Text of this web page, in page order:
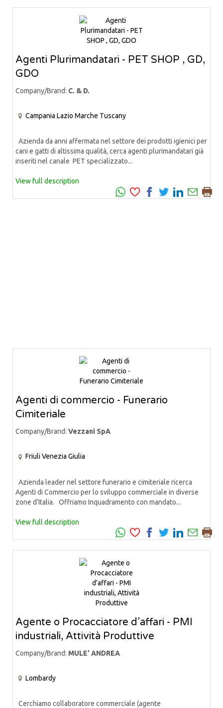
Agenti Plurimandatari - PET SHOP , GD,
GDO
Company/Brand: C. & D.
Campania Lazio Marche Tuscany
Azienda da anni affermata nel settore dei prodotti igienici per
cani e gatti di altissima qualità, cerca agenti plurimandatari già
inseriti nel canale PET specializzato...
View full description
Agenti di commercio - Funerario
Cimiteriale
Company/Brand: Vezzani SpA
Friuli Venezia Giulia
Azienda leader nel settore funerario e cimiteriale ricerca
Agenti di Commercio per lo sviluppo commerciale in diverse
zone d’Italia. Offriamo Inquadramento con mandato...
View full description
Agente o Procacciatore d’affari - PMI
industriali, Attività Produttive
Company/Brand: MULE' ANDREA
Lombardy
Cerchiamo collaboratore commerciale (agente